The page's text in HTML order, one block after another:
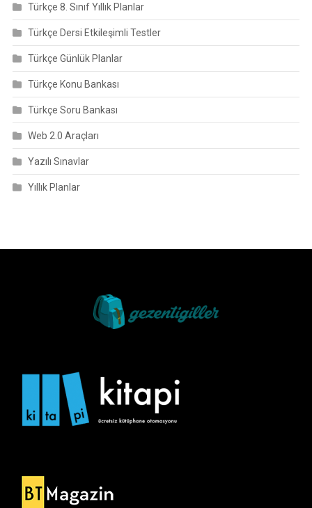
Türkçe 8. Sınıf Yıllık Planlar
Türkçe Dersi Etkileşimli Testler
Türkçe Günlük Planlar
Türkçe Konu Bankası
Türkçe Soru Bankası
Web 2.0 Araçları
Yazılı Sınavlar
Yıllık Planlar